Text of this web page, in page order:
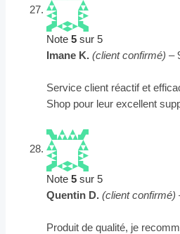
Note5 sur 5
Imane K.(client confirmé) –
Service client réactif et
Shop pour leur excellent
Note5 sur 5
Quentin D.(client confirmé)
Produit de qualité, je